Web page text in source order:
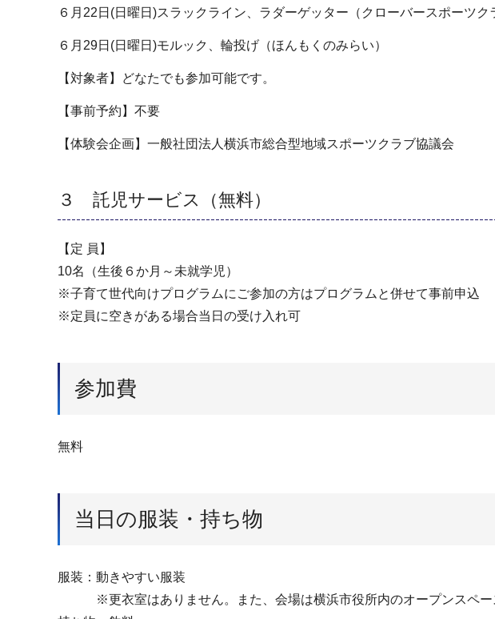
６月22日(日曜日)スラックライン、ラダーゲッター（クローバースポーツク
６月29日(日曜日)モルック、輪投げ（ほんもくのみらい）
【対象者】どなたでも参加可能です。
【事前予約】不要
【体験会企画】一般社団法人横浜市総合型地域スポーツクラブ協議会
３ 託児サービス（無料）
【定 員】
10名（生後６か月～未就学児）
※子育て世代向けプログラムにご参加の方はプログラムと併せて事前申込
※定員に空きがある場合当日の受け入れ可
参加費
無料
当日の服装・持ち物
服装：動きやすい服装
※更衣室はありません。また、会場は横浜市役所内のオープンスペー